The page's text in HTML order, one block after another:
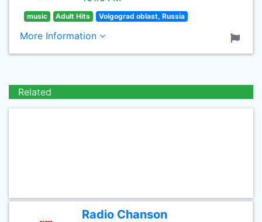
music Adult Hits Volgograd oblast, Russia
More Information
Related
Radio Chanson